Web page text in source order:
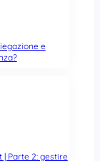
e
| Parte 2: gestire